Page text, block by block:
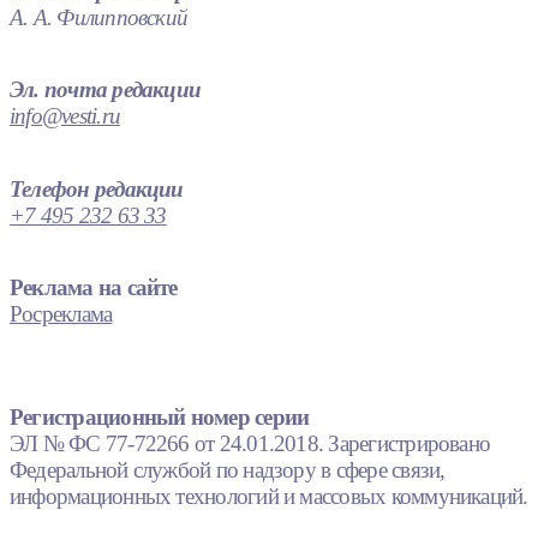
А. А. Филипповский
Эл. почта редакции
info@vesti.ru
Телефон редакции
+7 495 232 63 33
Реклама на сайте
Росреклама
Регистрационный номер серии
ЭЛ № ФС 77-72266 от 24.01.2018. Зарегистрировано
Федеральной службой по надзору в сфере связи,
информационных технологий и массовых коммуникаций.